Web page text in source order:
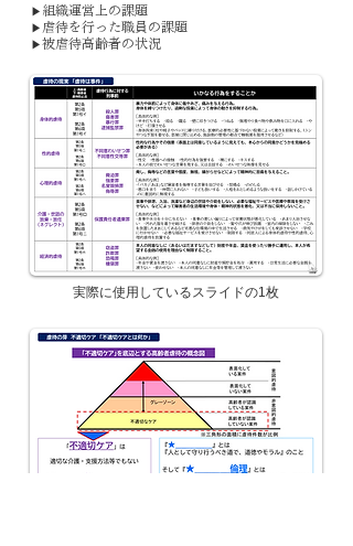
​ ▶ 組織運営上の課題
▶ 虐待を行った職員の課題
▶ 被虐待高齢者の状況
実際に使用しているスライドの1枚